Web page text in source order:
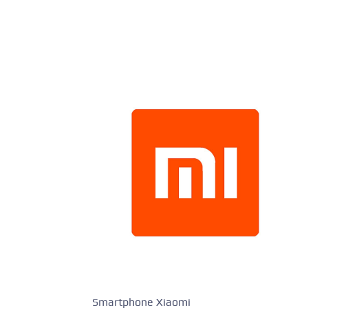
Smartphone Xiaomi